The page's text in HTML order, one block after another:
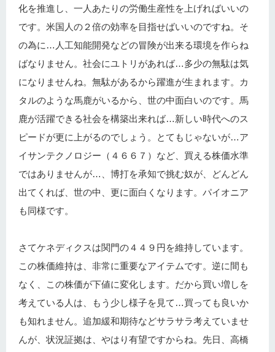
化を推進し、一人あたりの労働生産性を上げればいいの
です。米国人の２倍の効率を目指せばいいのですね。そ
の為に…人工知能開発などの冒険が出来る環境を作らね
ばなりません。社会にユトリがあれば…多少の無駄は気
になりませんね。無駄があるから躍進が生まれます。カ
タルのような馬鹿がいるから、世の中面白いのです。馬
鹿が活躍できる社会を構築出来れば…新しい時代へのス
ピードが更に上がるのでしょう。とてもじゃないが…ア
イサンテクノロジー（４６６７）など、買える株価水準
ではありませんが…、博打を承知で挑む奴が、どんどん
出てくれば、世の中、更に面白くなります。パイオニア
も同様です。
さてケネディクスは関門の４４９円を維持しています。
この株価維持は、非常に重要なアイテムです。逆に間も
なく、この株価が下値に変化します。だから買い増しを
考えている人は、もう少し様子を見て…買っても良いか
も知れません。追加緩和期待などサラサラ考えていませ
んが、状況証拠は、やはり有望ですからね。先日、高橋